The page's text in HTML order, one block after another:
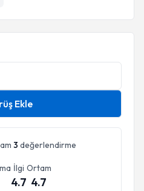
Ekle
3 değerlendirme
İlgi
4.7
Ortam
4.7